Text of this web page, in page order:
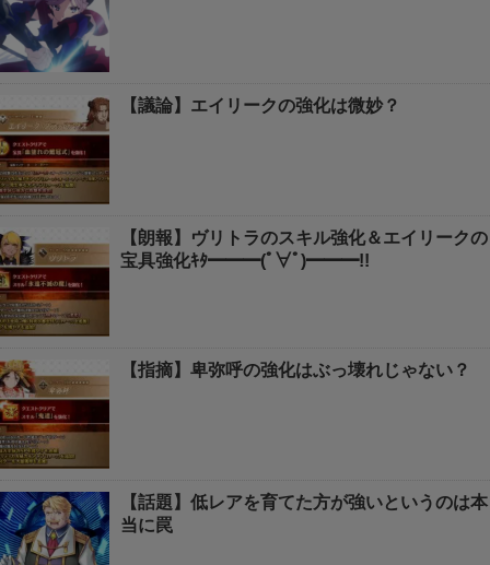
【議論】エイリークの強化は微妙？
【朗報】ヴリトラのスキル強化＆エイリークの
宝具強化ｷﾀ━━━(ﾟ∀ﾟ)━━━!!
【指摘】卑弥呼の強化はぶっ壊れじゃない？
【話題】低レアを育てた方が強いというのは本
当に罠